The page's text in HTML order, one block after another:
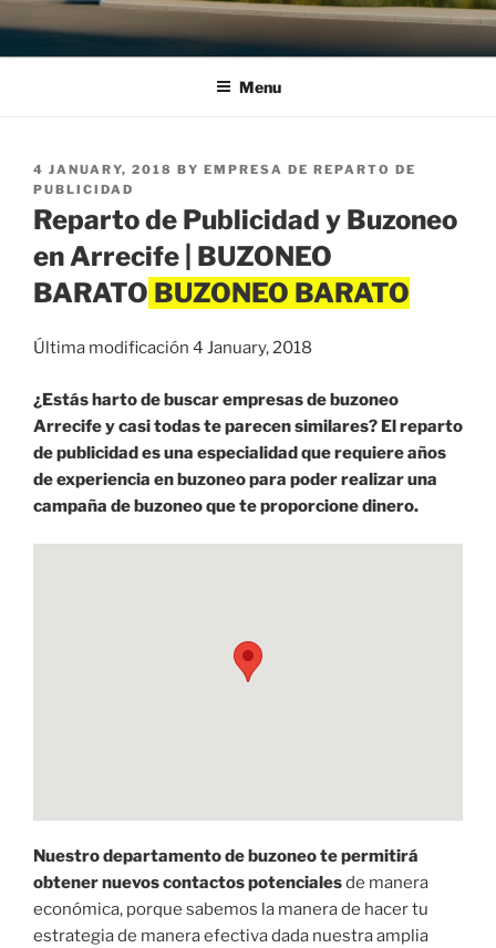
Menu
POSTED
ON
4 JANUARY, 2018 BY EMPRESA DE REPARTO DE
PUBLICIDAD
Reparto de Publicidad y Buzoneo
en Arrecife | BUZONEO
BARATO
Última modificación 4 January, 2018
¿Estás harto de buscar empresas de buzoneo
Arrecife y casi todas te parecen similares? El reparto
de publicidad es una especialidad que requiere años
de experiencia en buzoneo para poder realizar una
campaña de buzoneo que te proporcione dinero.
Nuestro departamento de buzoneo te permitirá
obtener nuevos contactos potencialesde manera
económica, porque sabemos la manera de hacer tu
estrategia de manera efectiva dada nuestra amplia